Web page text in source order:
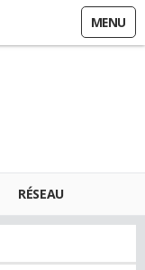
MENU
RÉSEAU